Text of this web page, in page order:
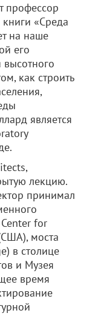
профессор
«Среда
на наше
его
высотного
как строить
является
лекцию.
принимал
for
моста
в столице
и Музея
время